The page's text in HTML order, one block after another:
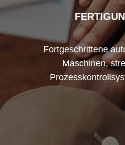
Fortgeschrittene
Maschinen,
können alle
Klemmen nach
Anforderungen